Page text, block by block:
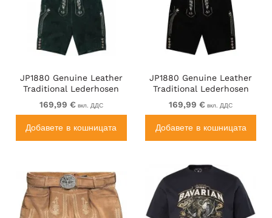
JP1880 Genuine Leather
Traditional Lederhosen
Shorts Green
169,99 € вкл. ДДС
Добавете в кошницата
JP1880 Genuine Leather
Traditional Lederhosen
Shorts Black
169,99 € вкл. ДДС
Добавете в кошницата